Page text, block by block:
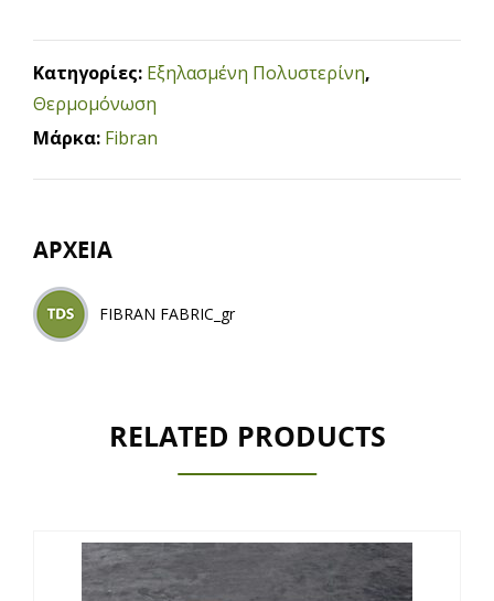
Κατηγορίες: Εξηλασμένη Πολυστερίνη,
Θερμομόνωση
Μάρκα: Fibran
ΑΡΧΕΙΑ
FIBRAN FABRIC_gr
RELATED PRODUCTS